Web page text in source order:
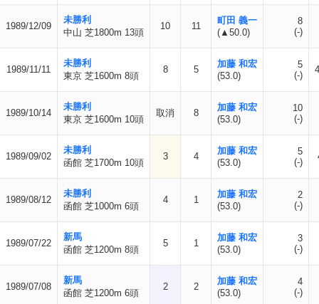
1989/12/09
未勝利
中山 芝1800m 13頭
10 11
町田 義一
(▲50.0)
8
(-)
1989/11/11
未勝利
東京 芝1600m 8頭
8 5
加藤 和宏
(53.0)
5
(-)
1989/10/14
未勝利
東京 芝1600m 10頭
取消 8
加藤 和宏
(53.0)
10
(-)
1989/09/02
未勝利
函館 芝1700m 10頭
3 4
加藤 和宏
(53.0)
5
(-)
1989/08/12
未勝利
函館 芝1000m 6頭
4 1
加藤 和宏
(53.0)
2
(-)
1989/07/22
新馬
函館 芝1200m 8頭
5 1
加藤 和宏
(53.0)
3
(-)
1989/07/08
新馬
函館 芝1200m 6頭
2 2
加藤 和宏
(53.0)
4
(-)